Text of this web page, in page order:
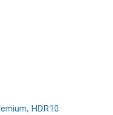
HDR10